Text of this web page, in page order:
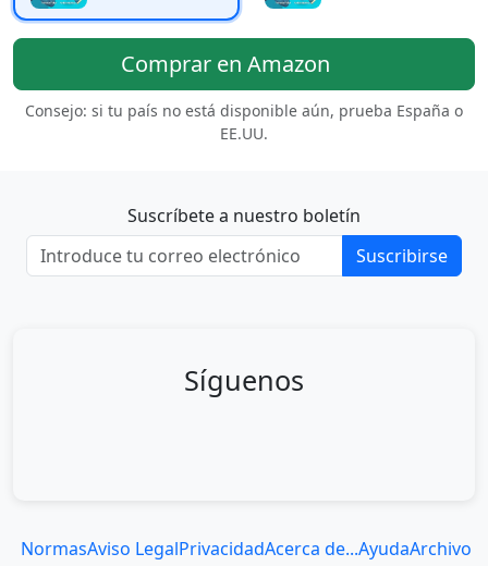
Comprar en Amazon
Consejo: si tu país no está disponible aún, prueba España o
EE.UU.
Suscríbete a nuestro boletín
Suscribirse
Síguenos
NormasAviso LegalPrivacidadAcerca de...AyudaArchivo